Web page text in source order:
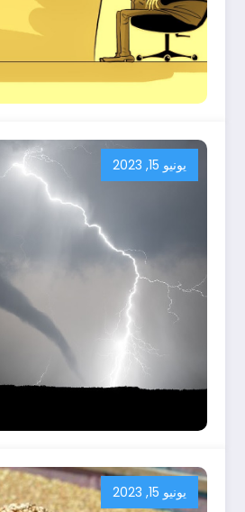
يونيو 15, 2023
يونيو 15, 2023